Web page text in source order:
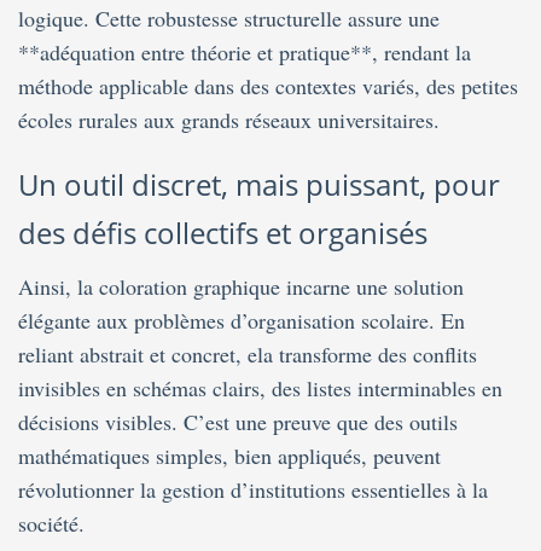
logique. Cette robustesse structurelle assure une
**adéquation entre théorie et pratique**, rendant la
méthode applicable dans des contextes variés, des petites
écoles rurales aux grands réseaux universitaires.
Un outil discret, mais puissant, pour
des défis collectifs et organisés
Ainsi, la coloration graphique incarne une solution
élégante aux problèmes d’organisation scolaire. En
reliant abstrait et concret, ela transforme des conflits
invisibles en schémas clairs, des listes interminables en
décisions visibles. C’est une preuve que des outils
mathématiques simples, bien appliqués, peuvent
révolutionner la gestion d’institutions essentielles à la
société.